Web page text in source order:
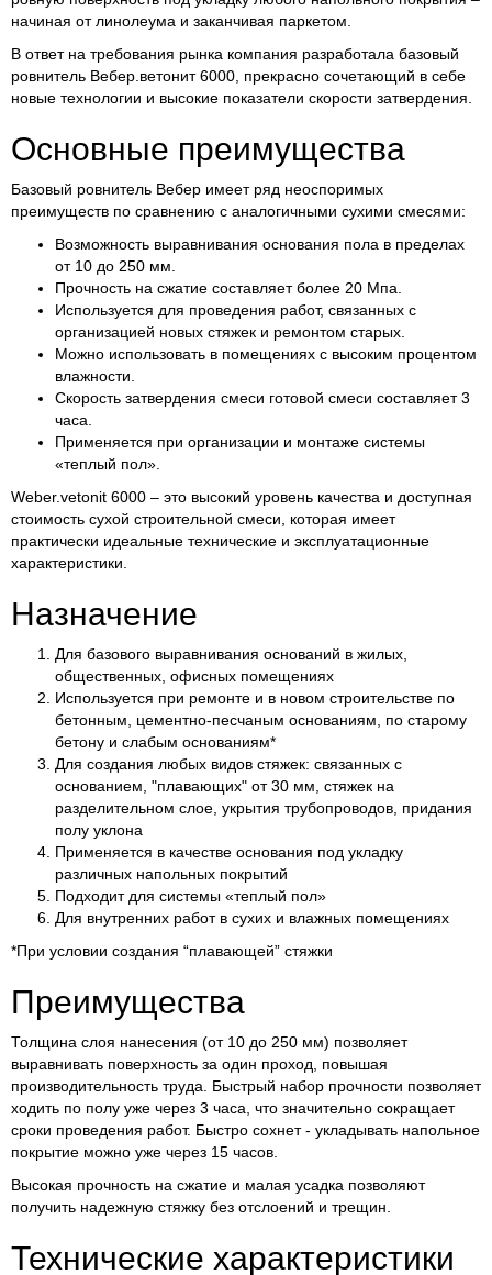
начиная от линолеума и заканчивая паркетом.
В ответ на требования рынка компания разработала базовый
ровнитель Вебер.ветонит 6000, прекрасно сочетающий в себе
новые технологии и высокие показатели скорости затвердения.
Основные преимущества
Базовый ровнитель Вебер имеет ряд неоспоримых
преимуществ по сравнению с аналогичными сухими смесями:
Возможность выравнивания основания пола в пределах
от 10 до 250 мм.
Прочность на сжатие составляет более 20 Мпа.
Используется для проведения работ, связанных с
организацией новых стяжек и ремонтом старых.
Можно использовать в помещениях с высоким процентом
влажности.
Скорость затвердения смеси готовой смеси составляет 3
часа.
Применяется при организации и монтаже системы
«теплый пол».
Weber.vetonit 6000 – это высокий уровень качества и доступная
стоимость сухой строительной смеси, которая имеет
практически идеальные технические и эксплуатационные
характеристики.
Назначение
Для базового выравнивания оснований в жилых,
общественных, офисных помещениях
Используется при ремонте и в новом строительстве по
бетонным, цементно-песчаным основаниям, по старому
бетону и слабым основаниям*
Для создания любых видов стяжек: связанных с
основанием, "плавающих" от 30 мм, стяжек на
разделительном слое, укрытия трубопроводов, придания
полу уклона
Применяется в качестве основания под укладку
различных напольных покрытий
Подходит для системы «теплый пол»
Для внутренних работ в сухих и влажных помещенияx
*При условии создания “плавающей” стяжки
Преимущества
Толщина слоя нанесения (от 10 до 250 мм) позволяет
выравнивать поверхность за один проход, повышая
производительность труда. Быстрый набор прочности позволяет
ходить по полу уже через 3 часа, что значительно сокращает
сроки проведения работ. Быстро сохнет - укладывать напольное
покрытие можно уже через 15 часов.
Высокая прочность на сжатие и малая усадка позволяют
получить надежную стяжку без отслоений и трещин.
Технические характеристики